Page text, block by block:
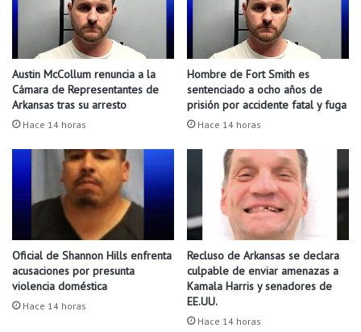
r
c
Austin McCollum renuncia a la
Cámara de Representantes de
Arkansas tras su arresto
Hace 14 horas
Hombre de Fort Smith es
sentenciado a ocho años de
prisión por accidente fatal y fuga
Hace 14 horas
Oficial de Shannon Hills enfrenta
acusaciones por presunta
violencia doméstica
Hace 14 horas
Recluso de Arkansas se declara
culpable de enviar amenazas a
Kamala Harris y senadores de
EE.UU.
Hace 14 horas